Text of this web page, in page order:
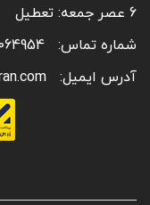
6 عصر جمعه: تعطیل
شماره تماس:
02128423949
آدرس ایمیل: